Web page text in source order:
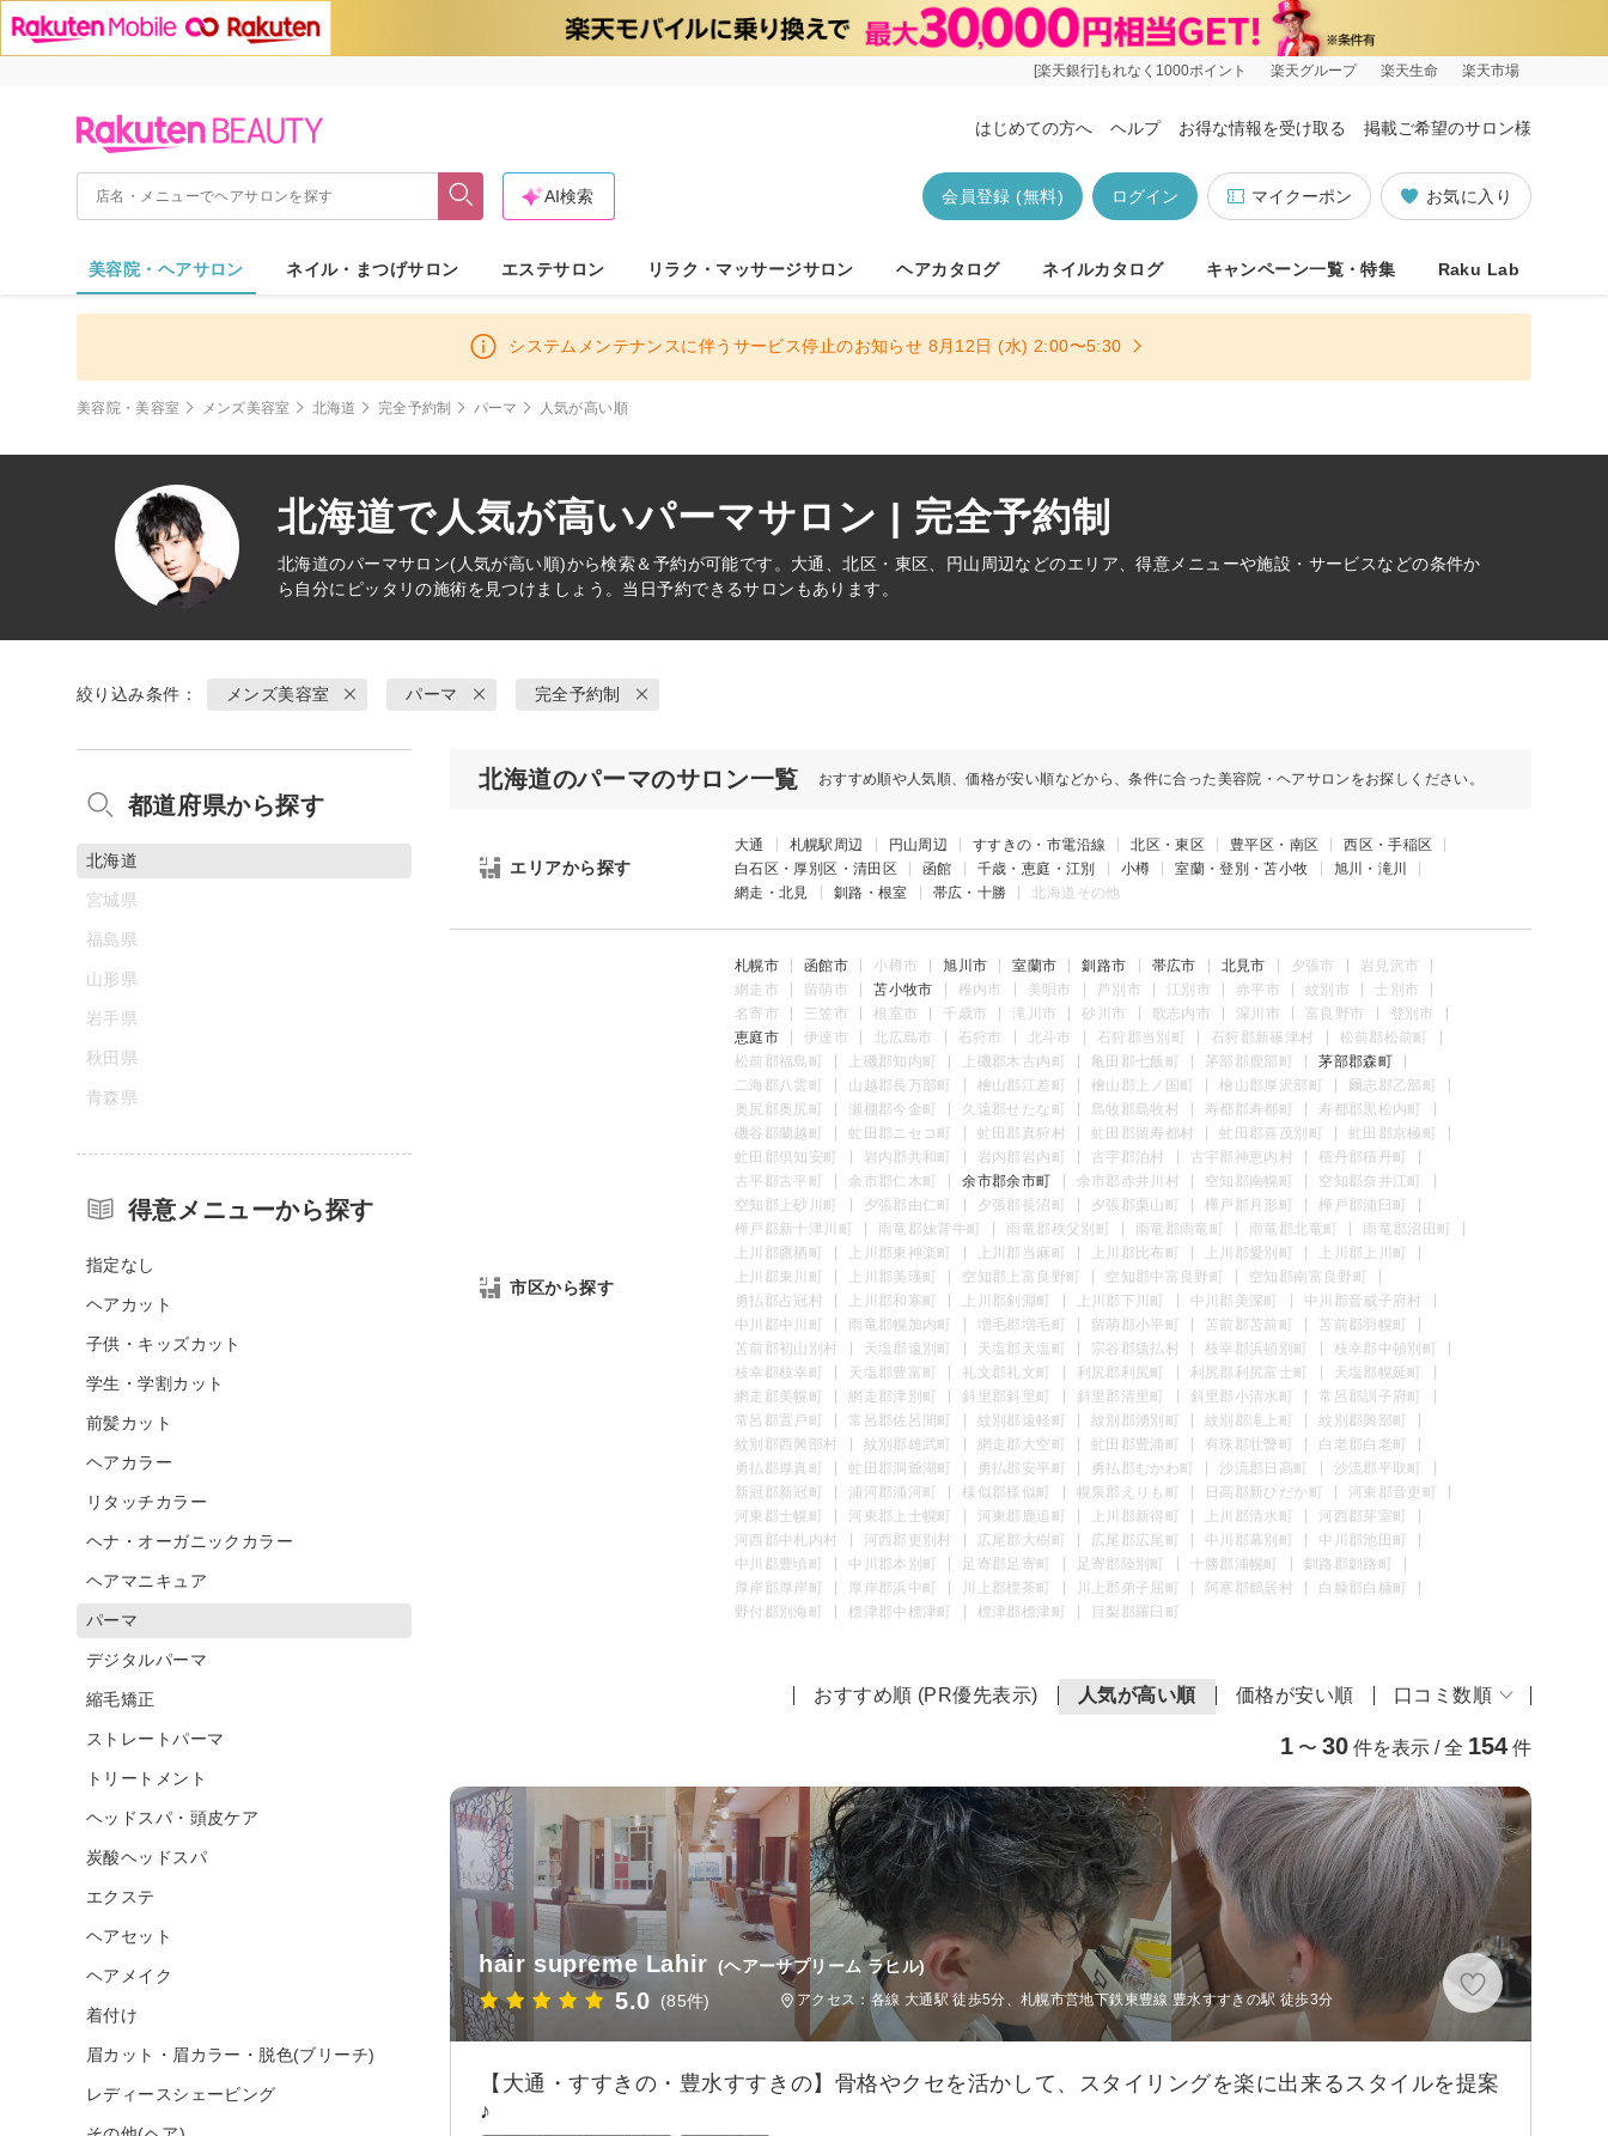
[楽天銀行]もれなく1000ポイント 楽天グループ 楽天生命 楽天市場
はじめての方へ ヘルプ お得な情報を受け取る 掲載ご希望のサロン様
お気に入り
マイクーポン
ログイン
会員登録 (無料)
AI検索
美容院・ヘアサロン ネイル・まつげサロン エステサロン リラク・マッサージサロン ヘアカタログ ネイルカタログ キャンペーン一覧・特集 Raku Lab
システムメンテナンスに伴うサービス停止のお知らせ 8月12日 (水) 2:00〜5:30
美容院・美容室 メンズ美容室 北海道 完全予約制 パーマ 人気が高い順
北海道で人気が高いパーマサロン | 完全予約制
北海道のパーマサロン(人気が高い順)から検索＆予約が可能です。大通、北区・東区、円山周辺などのエリア、得意メニューや施設・サービスなどの条件か
ら自分にピッタリの施術を見つけましょう。当日予約できるサロンもあります。
絞り込み条件： メンズ美容室 パーマ 完全予約制
北海道のパーマのサロン一覧 おすすめ順や人気順、価格が安い順などから、条件に合った美容院・ヘアサロンをお探しください。
エリアから探す
大通 札幌駅周辺 円山周辺 すすきの・市電沿線 北区・東区 豊平区・南区
西区・手稲区
白石区・厚別区・清田区
函館 千歳・恵庭・江別 小樽 室蘭・登別・苫小牧
旭川・滝川
網走・北見
釧路・根室 帯広・十勝 北海道その他
市区から探す
札幌市 函館市 小樽市 旭川市 室蘭市 釧路市 帯広市 北見市 夕張市
岩見沢市
網走市
留萌市 苫小牧市 稚内市 美唄市 芦別市 江別市 赤平市 紋別市
士別市
名寄市
三笠市 根室市 千歳市 滝川市 砂川市 歌志内市 深川市 富良野市
登別市
恵庭市
伊達市 北広島市 石狩市 北斗市 石狩郡当別町 石狩郡新篠津村
松前郡松前町
松前郡福島町
上磯郡知内町 上磯郡木古内町 亀田郡七飯町 茅部郡鹿部町
茅部郡森町
二海郡八雲町
山越郡長万部町 檜山郡江差町 檜山郡上ノ国町 檜山郡厚沢部町
爾志郡乙部町
奥尻郡奥尻町
瀬棚郡今金町 久遠郡せたな町 島牧郡島牧村 寿都郡寿都町
寿都郡黒松内町
磯谷郡蘭越町
虻田郡ニセコ町 虻田郡真狩村 虻田郡留寿都村 虻田郡喜茂別町
虻田郡京極町
虻田郡倶知安町
岩内郡共和町 岩内郡岩内町 古宇郡泊村 古宇郡神恵内村
積丹郡積丹町
古平郡古平町
余市郡仁木町 余市郡余市町 余市郡赤井川村 空知郡南幌町
空知郡奈井江町
空知郡上砂川町
夕張郡由仁町 夕張郡長沼町 夕張郡栗山町 樺戸郡月形町
樺戸郡浦臼町
樺戸郡新十津川町
雨竜郡妹背牛町 雨竜郡秩父別町 雨竜郡雨竜町 雨竜郡北竜町
雨竜郡沼田町
上川郡鷹栖町
上川郡東神楽町 上川郡当麻町 上川郡比布町 上川郡愛別町
上川郡上川町
上川郡東川町
上川郡美瑛町 空知郡上富良野町 空知郡中富良野町
空知郡南富良野町
勇払郡占冠村
上川郡和寒町 上川郡剣淵町 上川郡下川町 中川郡美深町
中川郡音威子府村
中川郡中川町
雨竜郡幌加内町 増毛郡増毛町 留萌郡小平町 苫前郡苫前町
苫前郡羽幌町
苫前郡初山別村
天塩郡遠別町 天塩郡天塩町 宗谷郡猿払村 枝幸郡浜頓別町
枝幸郡中頓別町
枝幸郡枝幸町
天塩郡豊富町 礼文郡礼文町 利尻郡利尻町 利尻郡利尻富士町
天塩郡幌延町
網走郡美幌町
網走郡津別町 斜里郡斜里町 斜里郡清里町 斜里郡小清水町
常呂郡訓子府町
常呂郡置戸町
常呂郡佐呂間町 紋別郡遠軽町 紋別郡湧別町 紋別郡滝上町
紋別郡興部町
紋別郡西興部村
紋別郡雄武町 網走郡大空町 虻田郡豊浦町 有珠郡壮瞥町
白老郡白老町
勇払郡厚真町
虻田郡洞爺湖町 勇払郡安平町 勇払郡むかわ町 沙流郡日高町
沙流郡平取町
新冠郡新冠町
浦河郡浦河町 様似郡様似町 幌泉郡えりも町 日高郡新ひだか町
河東郡音更町
河東郡士幌町
河東郡上士幌町 河東郡鹿追町 上川郡新得町 上川郡清水町
河西郡芽室町
河西郡中札内村
河西郡更別村 広尾郡大樹町 広尾郡広尾町 中川郡幕別町
中川郡池田町
中川郡豊頃町
中川郡本別町 足寄郡足寄町 足寄郡陸別町 十勝郡浦幌町
釧路郡釧路町
厚岸郡厚岸町
厚岸郡浜中町 川上郡標茶町 川上郡弟子屈町 阿寒郡鶴居村
白糠郡白糠町
野付郡別海町
標津郡中標津町 標津郡標津町 目梨郡羅臼町
おすすめ順 (PR優先表示) 人気が高い順 価格が安い順 口コミ数順
1 〜 30 件を表示 / 全 154 件
hair supreme Lahir (ヘアーサプリーム ラヒル)
5.0 (85件) アクセス：各線 大通駅 徒歩5分、札幌市営地下鉄東豊線 豊水すすきの駅 徒歩3分
【大通・すすきの・豊水すすきの】骨格やクセを活かして、スタイリングを楽に出来るスタイルを提案
♪
都道府県から探す
北海道
宮城県
福島県
山形県
岩手県
秋田県
青森県
得意メニューから探す
指定なし
ヘアカット
子供・キッズカット
学生・学割カット
前髪カット
ヘアカラー
リタッチカラー
ヘナ・オーガニックカラー
ヘアマニキュア
パーマ
デジタルパーマ
縮毛矯正
ストレートパーマ
トリートメント
ヘッドスパ・頭皮ケア
炭酸ヘッドスパ
エクステ
ヘアセット
ヘアメイク
着付け
眉カット・眉カラー・脱色(ブリーチ)
レディースシェービング